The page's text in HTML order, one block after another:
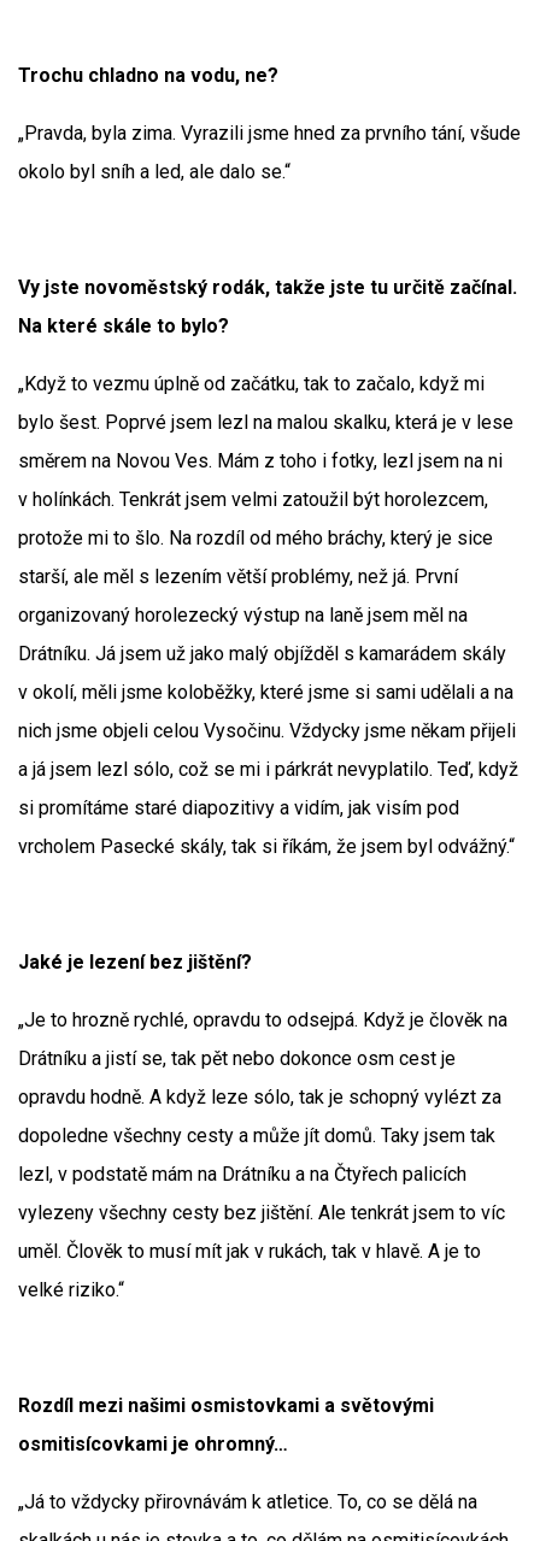
Trochu chladno na vodu, ne?
„Pravda, byla zima. Vyrazili jsme hned za prvního tání, všude
okolo byl sníh a led, ale dalo se.“
Vy jste novoměstský rodák, takže jste tu určitě začínal.
Na které skále to bylo?
„Když to vezmu úplně od začátku, tak to začalo, když mi
bylo šest. Poprvé jsem lezl na malou skalku, která je v lese
směrem na Novou Ves. Mám z toho i fotky, lezl jsem na ni
v holínkách. Tenkrát jsem velmi zatoužil být horolezcem,
protože mi to šlo. Na rozdíl od mého bráchy, který je sice
starší, ale měl s lezením větší problémy, než já. První
organizovaný horolezecký výstup na laně jsem měl na
Drátníku. Já jsem už jako malý objížděl s kamarádem skály
v okolí, měli jsme koloběžky, které jsme si sami udělali a na
nich jsme objeli celou Vysočinu. Vždycky jsme někam přijeli
a já jsem lezl sólo, což se mi i párkrát nevyplatilo. Teď, když
si promítáme staré diapozitivy a vidím, jak visím pod
vrcholem Pasecké skály, tak si říkám, že jsem byl odvážný.“
Jaké je lezení bez jištění?
„Je to hrozně rychlé, opravdu to odsejpá. Když je člověk na
Drátníku a jistí se, tak pět nebo dokonce osm cest je
opravdu hodně. A když leze sólo, tak je schopný vylézt za
dopoledne všechny cesty a může jít domů. Taky jsem tak
lezl, v podstatě mám na Drátníku a na Čtyřech palicích
vylezeny všechny cesty bez jištění. Ale tenkrát jsem to víc
uměl. Člověk to musí mít jak v rukách, tak v hlavě. A je to
velké riziko.“
Rozdíl mezi našimi osmistovkami a světovými
osmitisícovkami je ohromný…
„Já to vždycky přirovnávám k atletice. To, co se dělá na